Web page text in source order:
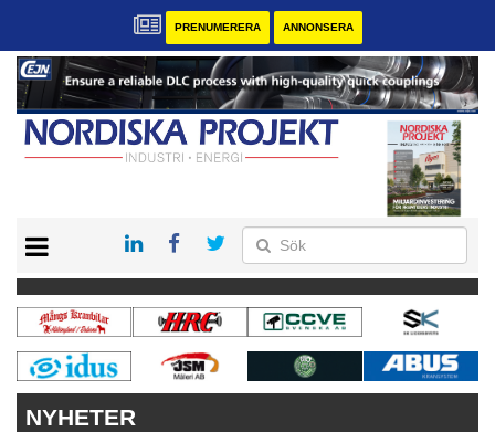
PRENUMERERA ANNONSERA
KONTAKT
VÅRA ANDRA MAGASIN
PRENUMERERA
ANNONSERA
NYHETER